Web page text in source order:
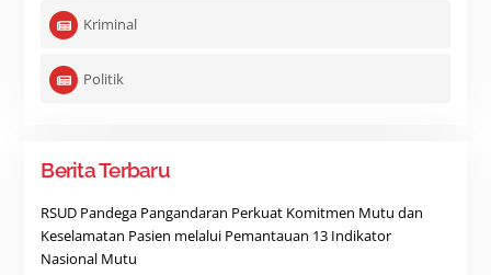
Kriminal
Politik
Berita Terbaru
RSUD Pandega Pangandaran Perkuat Komitmen Mutu dan
Keselamatan Pasien melalui Pemantauan 13 Indikator
Nasional Mutu